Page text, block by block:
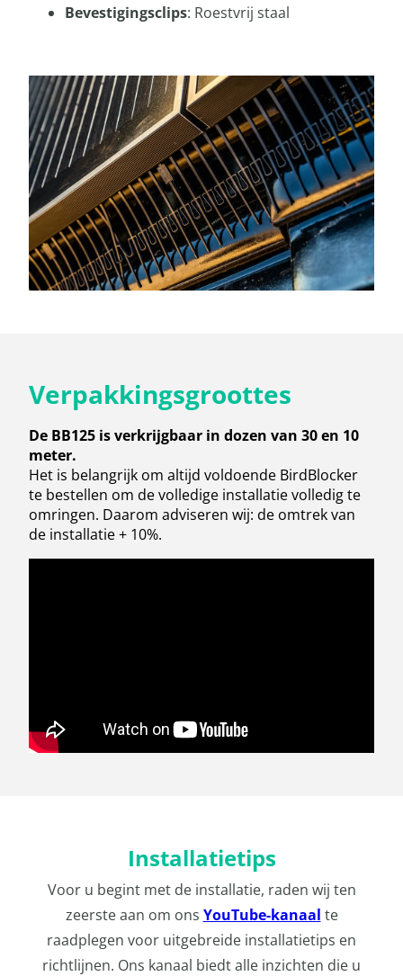
Bevestigingsclips: Roestvrij staal
Verpakkingsgroottes
De BB125 is verkrijgbaar in dozen van 30 en 10
meter.
Het is belangrijk om altijd voldoende BirdBlocker
te bestellen om de volledige installatie volledig te
omringen. Daarom adviseren wij: de omtrek van
de installatie + 10%.
Installatietips
Voor u begint met de installatie, raden wij ten
zeerste aan om ons YouTube-kanaal te
raadplegen voor uitgebreide installatietips en
richtlijnen. Ons kanaal biedt alle inzichten die u